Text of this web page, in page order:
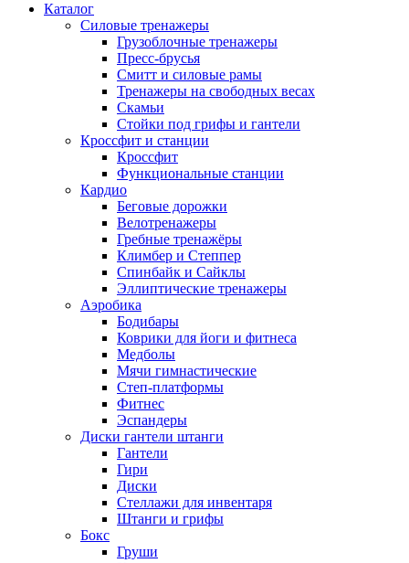
Каталог
Силовые тренажеры
Грузоблочные тренажеры
Пресс-брусья
Смитт и силовые рамы
Тренажеры на свободных весах
Скамьи
Стойки под грифы и гантели
Кроссфит и станции
Кроссфит
Функциональные станции
Кардио
Беговые дорожки
Велотренажеры
Гребные тренажёры
Климбер и Степпер
Спинбайк и Сайклы
Эллиптические тренажеры
Аэробика
Бодибары
Коврики для йоги и фитнеса
Медболы
Мячи гимнастические
Степ-платформы
Фитнес
Эспандеры
Диски гантели штанги
Гантели
Гири
Диски
Стеллажи для инвентаря
Штанги и грифы
Бокс
Груши